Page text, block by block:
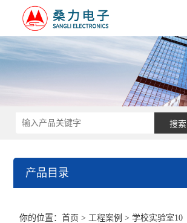
产品目录
你的位置：首页 > 工程案例 > 学校实验室10